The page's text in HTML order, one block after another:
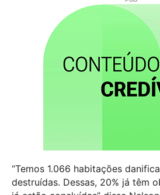
“Temos 1.066 habitações
destruídas. Dessas, 20% já têm